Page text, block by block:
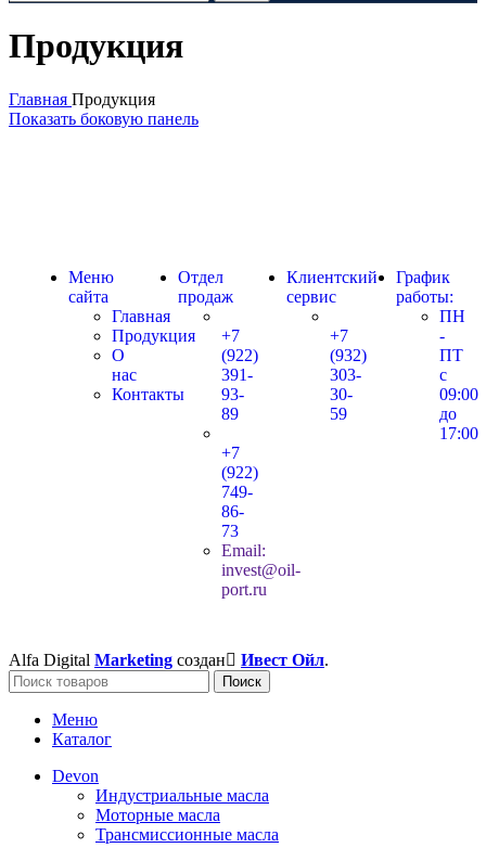
Продукция
Главная Продукция
Показать боковую панель
Меню
сайта
Главная
Продукция
О
нас
Контакты
Отдел
продаж
+7
(922)
391-
93-
89
+7
(922)
749-
86-
73
Email:
invest@oil-
port.ru
Клиентский
сервис
+7
(932)
303-
30-
59
График
работы:
ПН
-
ПТ
с
09:00
до
17:00
Alfa Digital Marketing создан Ивест Ойл.
Поиск
Меню
Каталог
Devon
Индустриальные масла
Моторные масла
Трансмиссионные масла